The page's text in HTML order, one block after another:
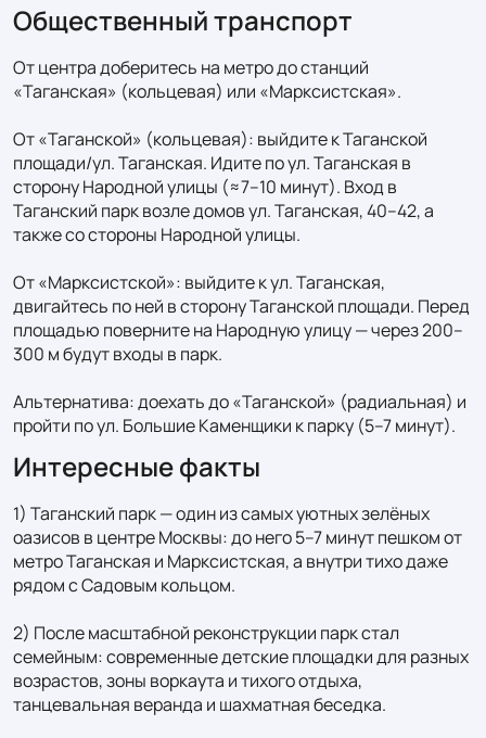
Общественный транспорт
От центра доберитесь на метро до станций
«Таганская» (кольцевая) или «Марксистская».
От «Таганской» (кольцевая): выйдите к Таганской
площади/ул. Таганская. Идите по ул. Таганская в
сторону Народной улицы (≈7–10 минут). Вход в
Таганский парк возле домов ул. Таганская, 40–42, а
также со стороны Народной улицы.
От «Марксистской»: выйдите к ул. Таганская,
двигайтесь по ней в сторону Таганской площади. Перед
площадью поверните на Народную улицу — через 200–
300 м будут входы в парк.
Альтернатива: доехать до «Таганской» (радиальная) и
пройти по ул. Большие Каменщики к парку (5–7 минут).
Интересные факты
1) Таганский парк — один из самых уютных зелёных
оазисов в центре Москвы: до него 5–7 минут пешком от
метро Таганская и Марксистская, а внутри тихо даже
рядом с Садовым кольцом.
2) После масштабной реконструкции парк стал
семейным: современные детские площадки для разных
возрастов, зоны воркаута и тихого отдыха,
танцевальная веранда и шахматная беседка.